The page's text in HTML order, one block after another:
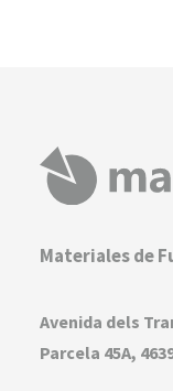
Materiales de
Avenida dels
Parcela 45A,